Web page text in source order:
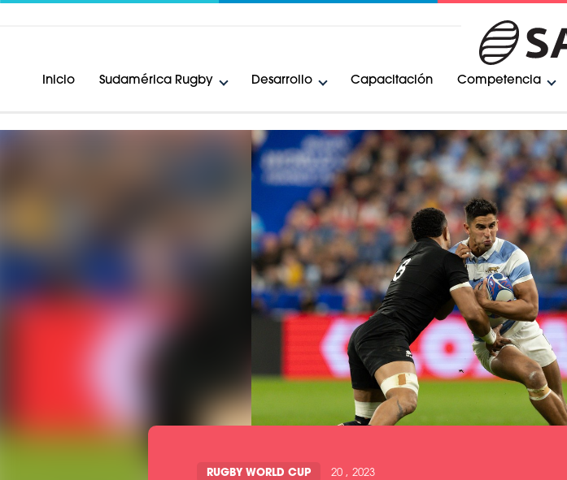
Inicio Sudamérica Rugby Desarrollo Capacitación Competencia
RUGBY WORLD CUP 20 , 2023